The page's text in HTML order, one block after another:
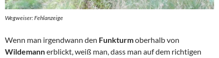
Wegweiser: Fehlanzeige
Wenn man irgendwann den Funkturmoberhalb von
Wildemannerblickt, weiß man, dass man auf dem richtigen